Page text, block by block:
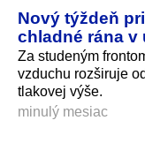
Nový týždeň
chladné rána v
Za studeným
vzduchu rozširuje
tlakovej výše.
minulý mesiac